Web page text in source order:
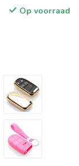
Op voorraad